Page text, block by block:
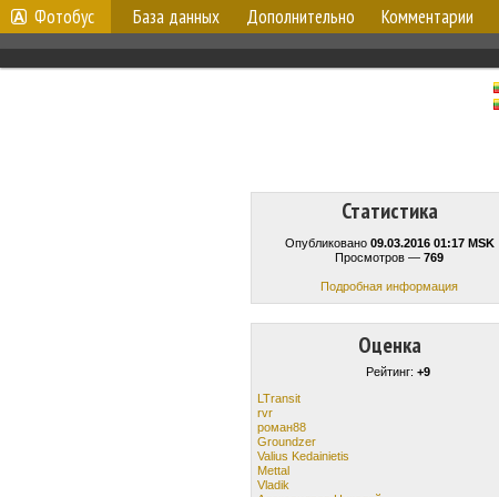
Фотобус База данных Дополнительно Комментарии
Статистика
Опубликовано 09.03.2016 01:17 MSK
Просмотров — 769
Подробная информация
Оценка
Рейтинг: +9
LTransit
rvr
роман88
Groundzer
Valius Kedainietis
Mettal
Vladik